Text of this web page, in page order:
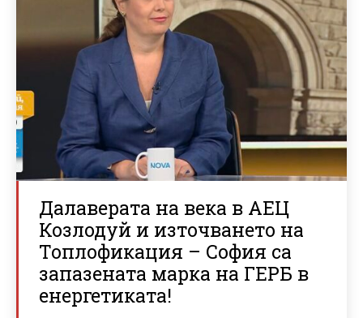
Далаверата на века в АЕЦ
Козлодуй и източването на
Топлофикация – София са
запазената марка на ГЕРБ в
енергетиката!